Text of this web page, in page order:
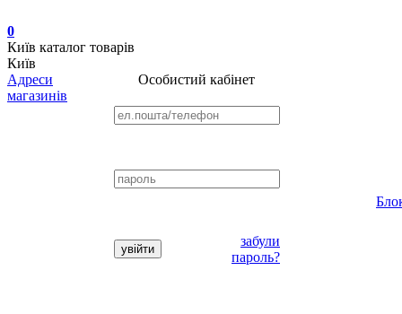
0
Київ каталог товарів
Київ
Адреси
магазинів
Особистий кабінет
забули
пароль?